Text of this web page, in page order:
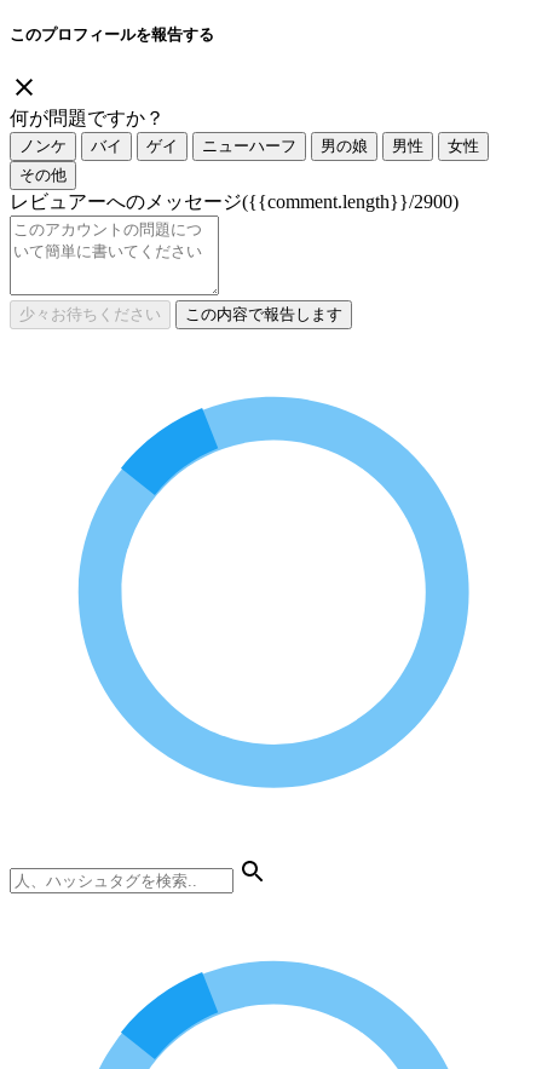
このプロフィールを報告する
何が問題ですか？
ノンケ バイ ゲイ ニューハーフ 男の娘 男性
女性
その他
レビュアーへのメッセージ({{comment.length}}/2900)
少々お待ちください この内容で報告します